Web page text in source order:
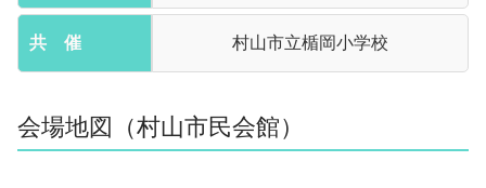
共 催 村山市立楯岡小学校
会場地図（村山市民会館）